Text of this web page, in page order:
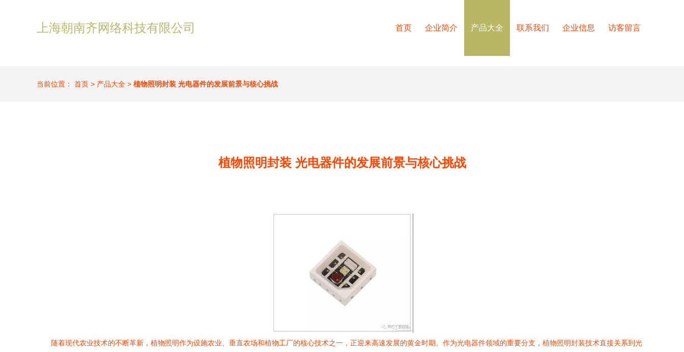
上海朝南齐网络科技有限公司 首页 企业简介 产品大全 联系我们 企业信息 访客留言
当前位置： 首页 > 产品大全 > 植物照明封装 光电器件的发展前景与核心挑战
植物照明封装 光电器件的发展前景与核心挑战
随着现代农业技术的不断革新，植物照明作为设施农业、垂直农场和植物工厂的核心技术之一，正迎来高速发展的黄金时期。作为光电器件领域的重要分支，植物照明封装技术直接关系到光